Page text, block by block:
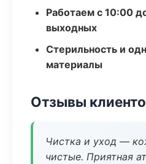
Работаем с 10:00
выходных
Стерильность и
материалы
Отзывы
Чистка и уход —
чистые. Приятная